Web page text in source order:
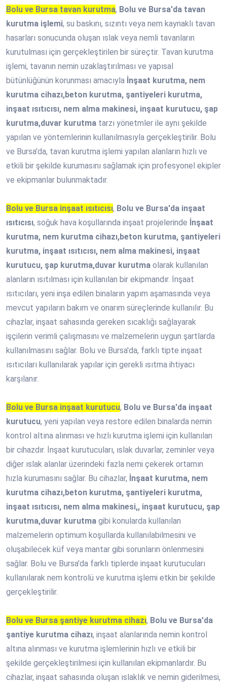
Bolu ve Bursa tavan kurutma, Bolu ve Bursa'da tavan
kurutma işlemi, su baskını, sızıntı veya nem kaynaklı tavan
hasarları sonucunda oluşan ıslak veya nemli tavanların
kurutulması için gerçekleştirilen bir süreçtir. Tavan kurutma
işlemi, tavanın nemin uzaklaştırılması ve yapısal
bütünlüğünün korunması amacıyla İnşaat kurutma, nem
kurutma cihazı,beton kurutma, şantiyeleri kurutma,
inşaat ısıtıcısı, nem alma makinesi, inşaat kurutucu, şap
kurutma,duvar kurutma tarzı yönetmler ile aynı şekilde
yapılan ve yöntemlerinin kullanılmasıyla gerçekleştirilir. Bolu
ve Bursa'da, tavan kurutma işlemi yapılan alanların hızlı ve
etkili bir şekilde kurumasını sağlamak için profesyonel ekipler
ve ekipmanlar bulunmaktadır.
Bolu ve Bursa inşaat ısıtıcısı, Bolu ve Bursa'da inşaat
ısıtıcısı, soğuk hava koşullarında inşaat projelerinde İnşaat
kurutma, nem kurutma cihazı,beton kurutma, şantiyeleri
kurutma, inşaat ısıtıcısı, nem alma makinesi, inşaat
kurutucu, şap kurutma,duvar kurutma olarak kullanılan
alanların ısıtılması için kullanılan bir ekipmandır. İnşaat
ısıtıcıları, yeni inşa edilen binaların yapım aşamasında veya
mevcut yapıların bakım ve onarım süreçlerinde kullanılır. Bu
cihazlar, inşaat sahasında gereken sıcaklığı sağlayarak
işçilerin verimli çalışmasını ve malzemelerin uygun şartlarda
kullanılmasını sağlar. Bolu ve Bursa'da, farklı tipte inşaat
ısıtıcıları kullanılarak yapılar için gerekli ısıtma ihtiyacı
karşılanır.
Bolu ve Bursa inşaat kurutucu, Bolu ve Bursa'da inşaat
kurutucu, yeni yapılan veya restore edilen binalarda nemin
kontrol altına alınması ve hızlı kurutma işlemi için kullanılan
bir cihazdır. İnşaat kurutucuları, ıslak duvarlar, zeminler veya
diğer ıslak alanlar üzerindeki fazla nemi çekerek ortamın
hızla kurumasını sağlar. Bu cihazlar, İnşaat kurutma, nem
kurutma cihazı,beton kurutma, şantiyeleri kurutma,
inşaat ısıtıcısı, nem alma makinesi,, inşaat kurutucu, şap
kurutma,duvar kurutma gibi konularda kullanılan
malzemelerin optimum koşullarda kullanılabilmesini ve
oluşabilecek küf veya mantar gibi sorunların önlenmesini
sağlar. Bolu ve Bursa'da farklı tiplerde inşaat kurutucuları
kullanılarak nem kontrolü ve kurutma işlemi etkin bir şekilde
gerçekleştirilir.
Bolu ve Bursa şantiye kurutma cihazı, Bolu ve Bursa'da
şantiye kurutma cihazı, inşaat alanlarında nemin kontrol
altına alınması ve kurutma işlemlerinin hızlı ve etkili bir
şekilde gerçekleştirilmesi için kullanılan ekipmanlardır. Bu
cihazlar, inşaat sahasında oluşan ıslaklık ve nemin giderilmesi,